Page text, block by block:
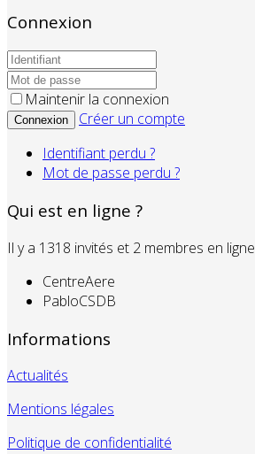
Connexion
Maintenir la connexion
Connexion
Créer un compte
Identifiant perdu ?
Mot de passe perdu ?
Qui est en ligne ?
Il y a 1318 invités et 2 membres en ligne
CentreAere
PabloCSDB
Informations
Actualités
Mentions légales
Politique de confidentialité